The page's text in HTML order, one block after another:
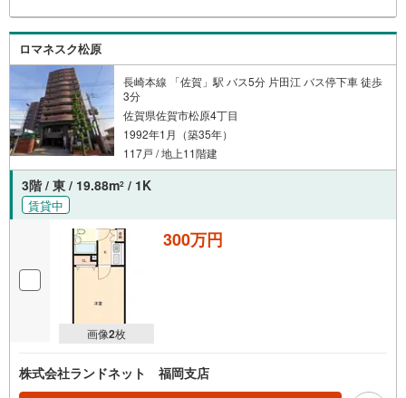
ロマネスク松原
長崎本線 「佐賀」駅 バス5分 片田江 バス停下車 徒歩
3分
佐賀県佐賀市松原4丁目
1992年1月（築35年）
117戸 / 地上11階建
3階 / 東 / 19.88m2 / 1K
賃貸中
画像2枚
300万円
株式会社ランドネット 福岡支店